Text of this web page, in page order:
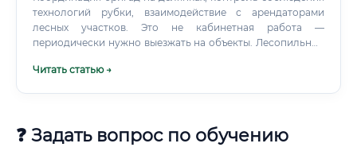
технологий рубки, взаимодействие с арендаторами
лесных участков. Это не кабинетная работа —
периодически нужно выезжать на объекты. Лесопильные
свои технологические цепочки.
Читать статью →
❓ Задать вопрос по обучению